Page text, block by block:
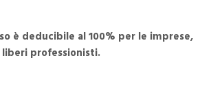
è deducibile al 100% per le imprese,
professionisti.